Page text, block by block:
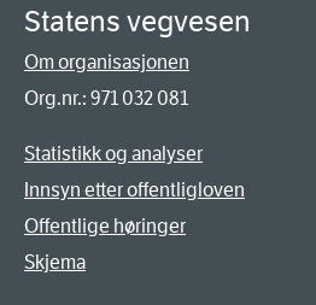
Statens vegvesen
Om organisasjonen
Org.nr.: 971 032 081
Statistikk og analyser
Innsyn etter offentligloven
Offentlige høringer
Skjema